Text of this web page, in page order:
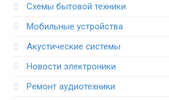
Схемы бытовой техники
Мобильные устройства
Акустические системы
Новости электроники
Ремонт аудиотехники